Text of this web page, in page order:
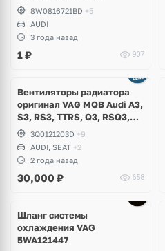
8W0816721BD +5
AUDI
3 года назад
1₽ 907
Вентиляторы радиатора
оригинал VAG MQB Audi A3,
S3, RS3, TTRS, Q3, RSQ3,
Volkswagen Tiguan 2,
Allspace, Arteon, Passat B8,
Multivan, Transporter T6,
Skoda Kodiaq, Karoq,
Superb
3Q0121203D +9
AUDI, SEAT +2
2 года назад
30,000 ₽ 658
Шланг системы
охлаждения VAG
5WA121447